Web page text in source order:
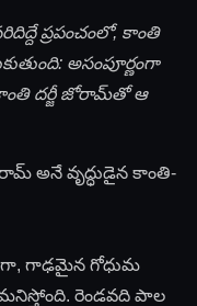
ప్రపంచంలో, కాంతి
అసంపూర్ణంగా
కాంతి దర్జీ జోరామ్‌తో ఆ
అనే వృద్ధుడైన కాంతి-
గాఢమైన గోధుమ
రెండవది పాల